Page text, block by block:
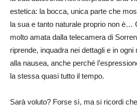
estetica: la bocca, unica parte che
la sua e tanto naturale proprio non è…
molto amata dalla telecamera di
riprende, inquadra nei dettagli e in ogni
alla nausea, anche perché
la stessa quasi tutto il tempo.
Sarà voluto? Forse sì, ma si ricordi